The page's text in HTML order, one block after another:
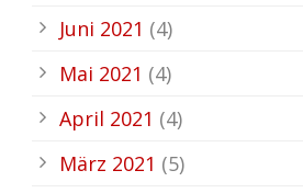
Juni 2021 (4)
Mai 2021 (4)
April 2021 (4)
März 2021 (5)